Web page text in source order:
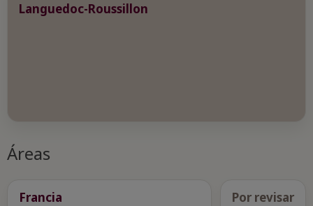
Languedoc-Roussillon
Áreas
Francia Por revisar